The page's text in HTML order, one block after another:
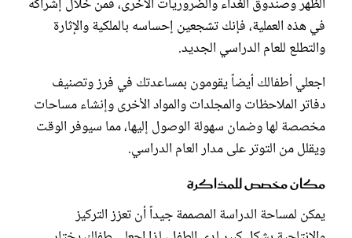
الظهر وصندوق الغداء والضروريات الأخرى، فمن خلال إشراكه
في هذه العملية، فإنك تشجعين إحساسه بالملكية والإثارة
والتطلع للعام الدراسي الجديد.
اجعلي أطفالك أيضاً يقومون بمساعدتك في فرز وتصنيف
دفاتر الملاحظات والمجلدات والمواد الأخرى وإنشاء مساحات
مخصصة لها وضمان سهولة الوصول إليها، مما سيوفر الوقت
ويقلل من التوتر على مدار العام الدراسي.
مكان مخصص للمذاكرة
يمكن لمساحة الدراسة المصممة جيداً أن تعزز التركيز